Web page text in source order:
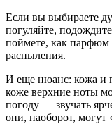
Если вы выбираете
погуляйте,
поймете, как парфюм
распыления.
И еще нюанс: кожа и
коже верхние ноты
погоду — звучать
они, наоборот, могут